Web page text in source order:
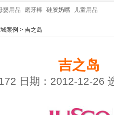
婴用品 磨牙棒 硅胶奶嘴 儿童用品
案例 > 吉之岛
吉之岛
日期：2012-12-26